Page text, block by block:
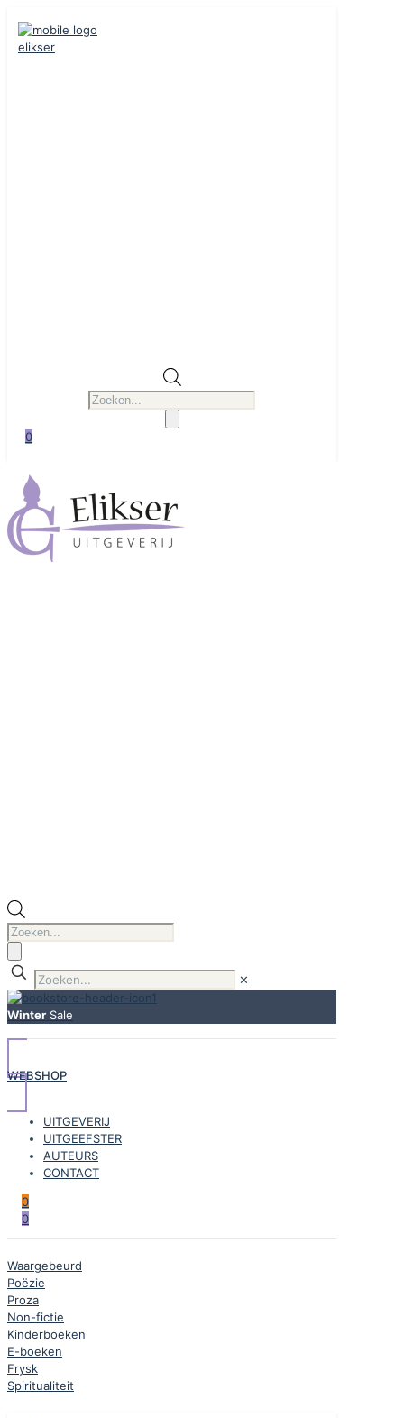
Producten
0
Producten
zoeken
✕
Winter Sale
WEBSHOP
UITGEVERIJ
UITGEEFSTER
AUTEURS
CONTACT
0
0
Waargebeurd
Poëzie
Proza
Non-fictie
Kinderboeken
E-boeken
Frysk
Spiritualiteit